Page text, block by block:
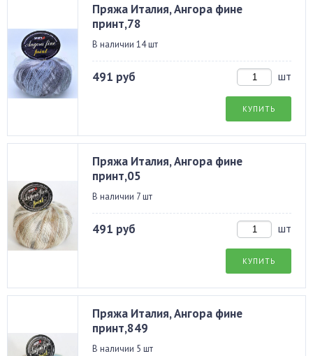
Пряжа Италия, Ангора фине
принт,78
В наличии 14 шт
491 руб шт
КУПИТЬ
Пряжа Италия, Ангора фине
принт,05
В наличии 7 шт
491 руб шт
КУПИТЬ
Пряжа Италия, Ангора фине
принт,849
В наличии 5 шт